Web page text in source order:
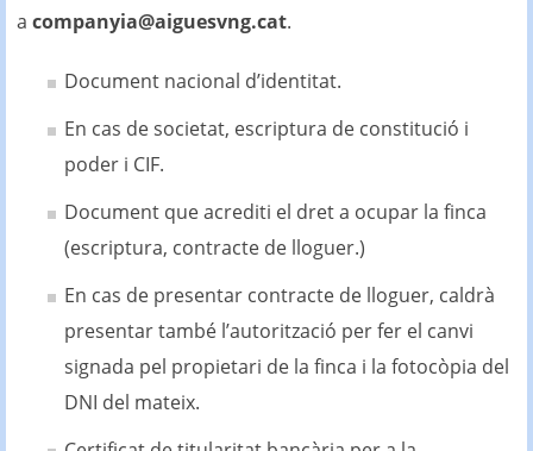
a companyia@aiguesvng.cat.
Document nacional d’identitat.
En cas de societat, escriptura de constitució i
poder i CIF.
Document que acrediti el dret a ocupar la finca
(escriptura, contracte de lloguer.)
En cas de presentar contracte de lloguer, caldrà
presentar també l’autorització per fer el canvi
signada pel propietari de la finca i la fotocòpia del
DNI del mateix.